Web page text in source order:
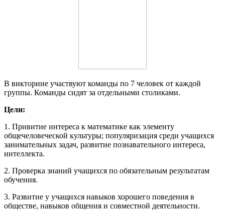
В викторине участвуют команды по 7 человек от каждой
группы. Команды сидят за отдельными столиками.
Цели:
1. Привитие интереса к математике как элементу
общечеловеческой культуры; популяризация среди учащихся
занимательных задач, развитие познавательного интереса,
интеллекта.
2. Проверка знаний учащихся по обязательным результатам
обучения.
3. Развитие у учащихся навыков хорошего поведения в
обществе, навыков общения и совместной деятельности.